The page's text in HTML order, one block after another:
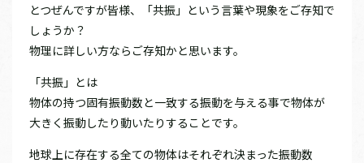
とつぜんですが皆様、「共振」という言葉や現象をご存知で
しょうか？
物理に詳しい方ならご存知かと思います。
「共振」とは
物体の持つ固有振動数と一致する振動を与える事で物体が
大きく振動したり動いたりすることです。
地球上に存在する全ての物体はそれぞれ決まった振動数